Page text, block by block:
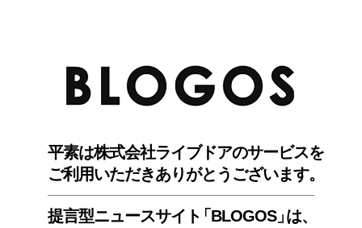
平素は株式会社ライブドアのサービスを
ご利用いただきありがとうございます。
提言型ニュースサイ ト「BLOGOS」は、